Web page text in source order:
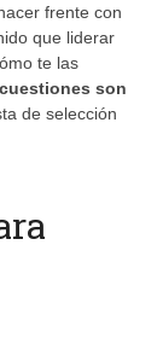
frente con
que liderar
te las
son
de selección